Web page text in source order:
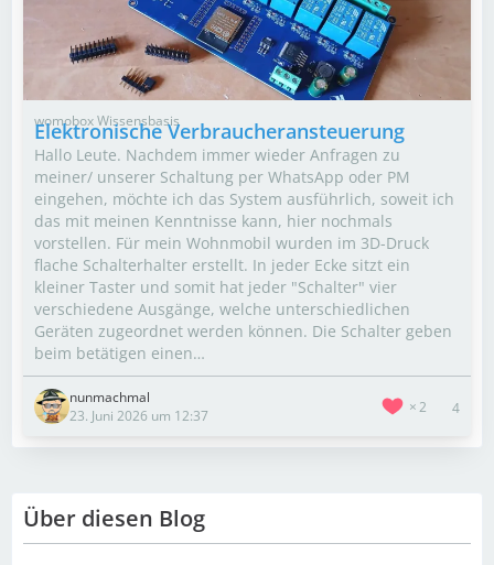
womobox Wissensbasis
Elektronische Verbraucheransteuerung
Hallo Leute. Nachdem immer wieder Anfragen zu
meiner/ unserer Schaltung per WhatsApp oder PM
eingehen, möchte ich das System ausführlich, soweit ich
das mit meinen Kenntnisse kann, hier nochmals
vorstellen. Für mein Wohnmobil wurden im 3D-Druck
flache Schalterhalter erstellt. In jeder Ecke sitzt ein
kleiner Taster und somit hat jeder "Schalter" vier
verschiedene Ausgänge, welche unterschiedlichen
Geräten zugeordnet werden können. Die Schalter geben
beim betätigen einen…
nunmachmal
23. Juni 2026 um 12:37
2 4
Über diesen Blog